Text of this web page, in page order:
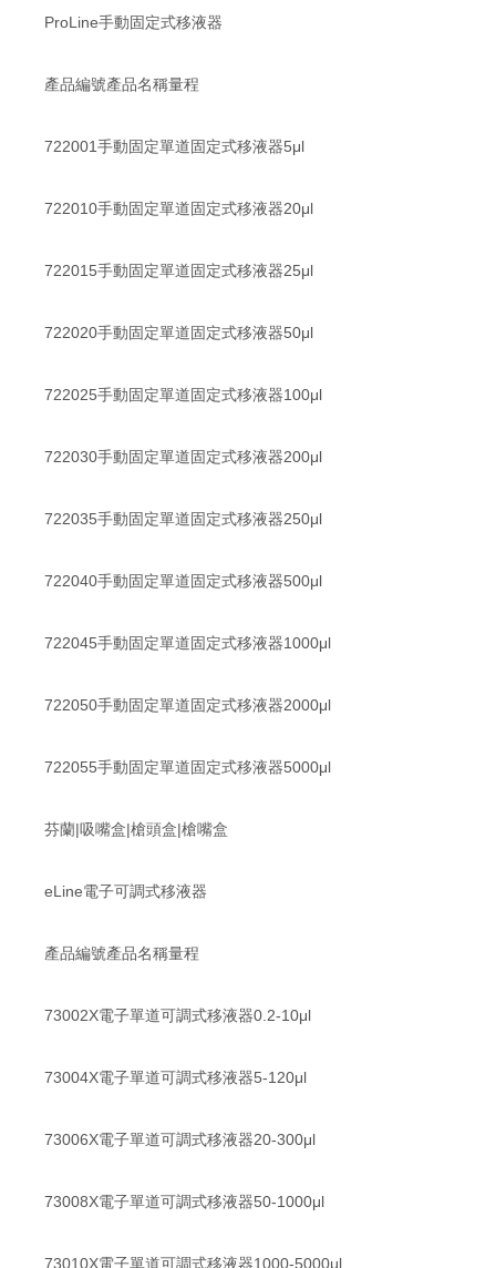
ProLine手動固定式移液器
產品編號產品名稱量程
722001手動固定單道固定式移液器5μl
722010手動固定單道固定式移液器20μl
722015手動固定單道固定式移液器25μl
722020手動固定單道固定式移液器50μl
722025手動固定單道固定式移液器100μl
722030手動固定單道固定式移液器200μl
722035手動固定單道固定式移液器250μl
722040手動固定單道固定式移液器500μl
722045手動固定單道固定式移液器1000μl
722050手動固定單道固定式移液器2000μl
722055手動固定單道固定式移液器5000μl
芬蘭|吸嘴盒|槍頭盒|槍嘴盒
eLine電子可調式移液器
產品編號產品名稱量程
73002X電子單道可調式移液器0.2-10μl
73004X電子單道可調式移液器5-120μl
73006X電子單道可調式移液器20-300μl
73008X電子單道可調式移液器50-1000μl
73010X電子單道可調式移液器1000-5000μl